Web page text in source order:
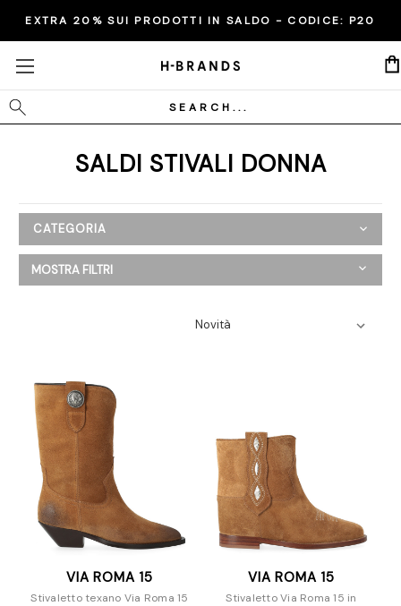
EXTRA 20% SUI PRODOTTI IN SALDO - CODICE: P20
Cerca
SALDI STIVALI DONNA
CATEGORIA
SALDI
Mocassini
Sandali
Scarpe con tacco
Slipper e Sabot
Sneakers
Stivaletti
Stivali
Zeppe
MOSTRA FILTRI
VIA ROMA 15
Stivaletto texano Via Roma 15
VIA ROMA 15
Stivaletto Via Roma 15 in